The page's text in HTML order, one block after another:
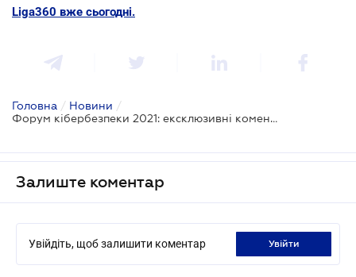
Liga360 вже сьогодні.
Головна / Новини /
Форум кібербезпеки 2021: ексклюзивні коментарі спікерів для ЛІГА:ЗАКОН
Залиште коментар
Увійдіть, щоб залишити коментар увійти